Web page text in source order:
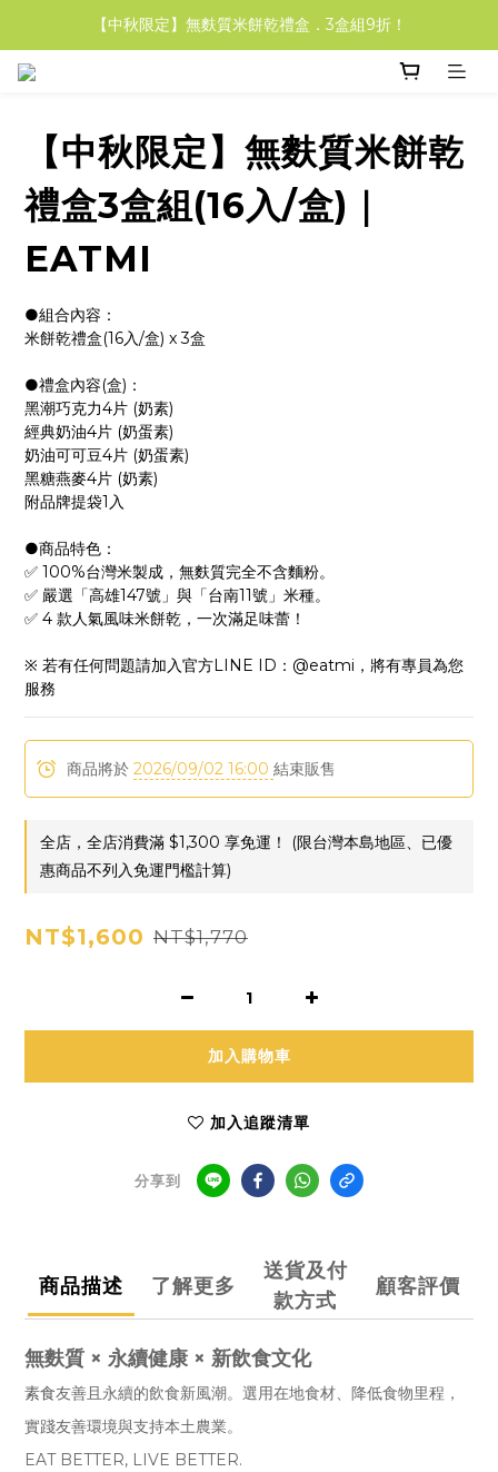
【中秋限定】無麩質米餅乾禮盒．3盒組9折！
【輕盈福袋組】米吐司&米福堡 享85折！
【中秋限定】無麩質米餅乾
禮盒3盒組(16入/盒)｜
EATMI
●組合內容：
米餅乾禮盒(16入/盒) x 3盒
●禮盒內容(盒)：
黑潮巧克力4片 (奶素)
經典奶油4片 (奶蛋素)
奶油可可豆4片 (奶蛋素)
黑糖燕麥4片 (奶素)
附品牌提袋1入
●商品特色：
✅ 100%台灣米製成，無麩質完全不含麵粉。
✅ 嚴選「高雄147號」與「台南11號」米種。
✅ 4 款人氣風味米餅乾，一次滿足味蕾！
※ 若有任何問題請加入官方LINE ID：@eatmi，將有專員為您
服務
商品將於 2026/09/02 16:00 結束販售
全店，全店消費滿 $1,300 享免運！ (限台灣本島地區、已優
惠商品不列入免運門檻計算)
NT$1,600 NT$1,770
加入購物車
加入追蹤清單
分享到
商品描述 了解更多
送貨及付
款方式
顧客評價
無麩質 × 永續健康 × 新飲食文化
素食友善且永續的飲食新風潮。 選用在地食材、降低食物里程，
實踐友善環境與支持本土農業。
EAT BETTER, LIVE BETTER.